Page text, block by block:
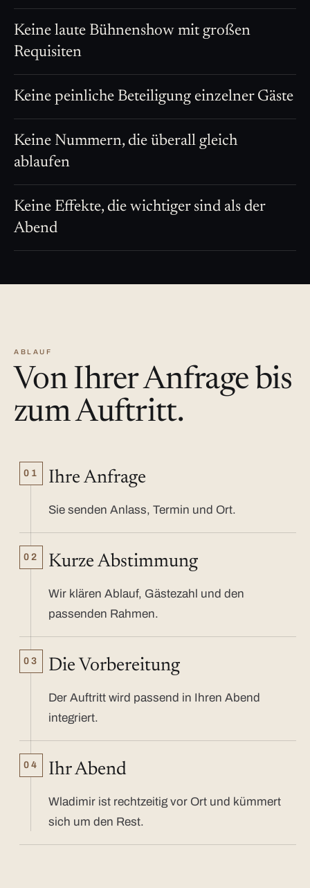
Keine laute Bühnenshow mit großen
Requisiten
Keine peinliche Beteiligung einzelner Gäste
Keine Nummern, die überall gleich
ablaufen
Keine Effekte, die wichtiger sind als der
Abend
ABLAUF
Von Ihrer Anfrage bis
zum Auftritt.
01 Ihre Anfrage
Sie senden Anlass, Termin und Ort.
02 Kurze Abstimmung
Wir klären Ablauf, Gästezahl und den
passenden Rahmen.
03 Die Vorbereitung
Der Auftritt wird passend in Ihren Abend
integriert.
04 Ihr Abend
Wladimir ist rechtzeitig vor Ort und kümmert
sich um den Rest.